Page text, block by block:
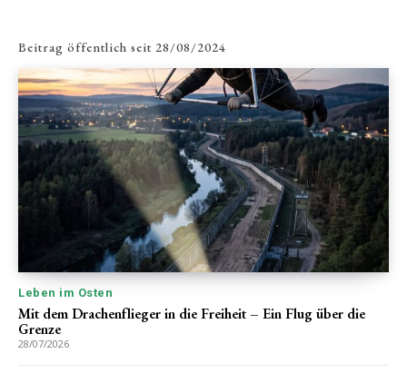
Beitrag öffentlich seit 28/08/2024
Leben im Osten
Mit dem Drachenflieger in die Freiheit – Ein Flug über die
Grenze
28/07/2026